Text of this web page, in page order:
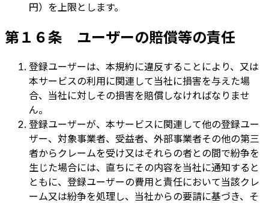
円）を上限とします。
第１６条 ユーザーの賠償等の責任
登録ユーザーは、本規約に違反することにより、又は
本サービスの利用に関連して当社に損害を与えた場
合、当社に対しその損害を賠償しなければなりませ
ん。
登録ユーザーが、本サービスに関連して他の登録ユー
ザー、対象事業者、受益者、外部事業者その他の第三
者からクレームを受け又はそれらの者との間で紛争を
生じた場合には、直ちにその内容を当社に通知すると
ともに、登録ユーザーの費用と責任において当該クレ
ーム又は紛争を処理し、当社からの要請に基づき、そ